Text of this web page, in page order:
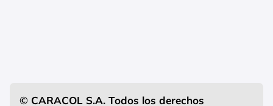
© CARACOL S.A. Todos los derechos